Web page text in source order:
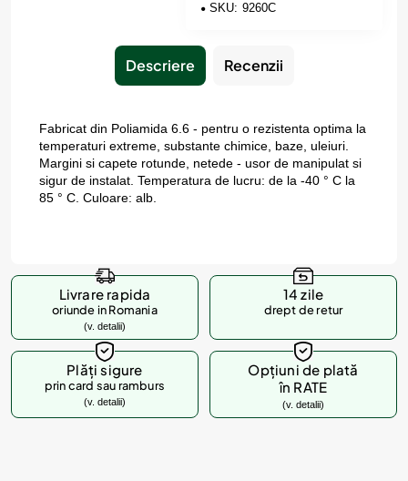
SKU: 9260C
Descriere Recenzii
Fabricat din Poliamida 6.6 - pentru o rezistenta optima la
temperaturi extreme, substante chimice, baze, uleiuri.
Margini si capete rotunde, netede - usor de manipulat si
sigur de instalat. Temperatura de lucru: de la -40 ° C la
85 ° C. Culoare: alb.
Livrare rapida
oriunde in Romania
(v. detalii)
14 zile
drept de retur
Plăți sigure
prin card sau ramburs
(v. detalii)
Opțiuni de plată
în RATE
(v. detalii)